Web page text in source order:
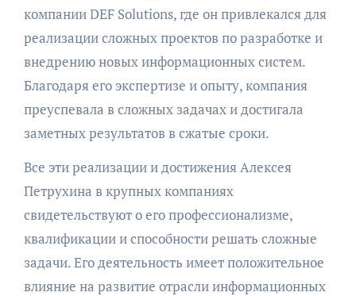
компании DEF Solutions, где он привлекался для
реализации сложных проектов по разработке и
внедрению новых информационных систем.
Благодаря его экспертизе и опыту, компания
преуспевала в сложных задачах и достигала
заметных результатов в сжатые сроки.
Все эти реализации и достижения Алексея
Петрухина в крупных компаниях
свидетельствуют о его профессионализме,
квалификации и способности решать сложные
задачи. Его деятельность имеет положительное
влияние на развитие отрасли информационных